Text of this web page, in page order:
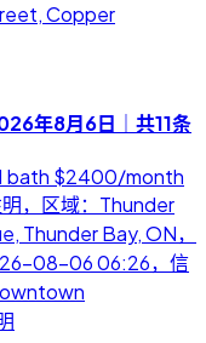
Copper
年8月6日｜共11条
bath $2400/month
，区域：Thunder
Thunder Bay, ON，
08-06 06:26，信